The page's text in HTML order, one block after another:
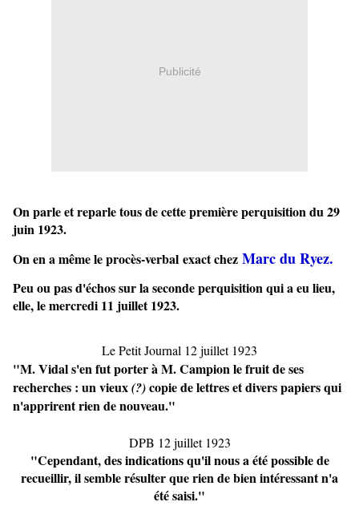
Publicité
On parle et reparle tous de cette première perquisition du 29
juin 1923.
On en a même le procès-verbal exact chez Marc du Ryez.
Peu ou pas d'échos sur la seconde perquisition qui a eu lieu,
elle, le mercredi 11 juillet 1923.
Le Petit Journal 12 juillet 1923
"M. Vidal s'en fut porter à M. Campion le fruit de ses
recherches : un vieux(?)copie de lettres et divers papiers qui
n'apprirent rien de nouveau."
DPB 12 juillet 1923
"Cependant, des indications qu'il nous a été possible de
recueillir, il semble résulter que rien de bien intéressant n'a
été saisi."